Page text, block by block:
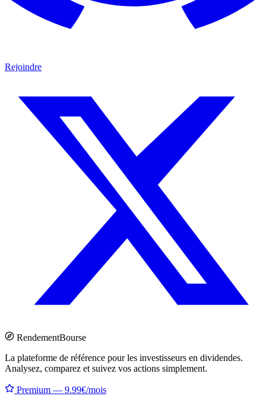
Rejoindre
RendementBourse
La plateforme de référence pour les investisseurs en dividendes.
Analysez, comparez et suivez vos actions simplement.
Premium — 9.99€/mois